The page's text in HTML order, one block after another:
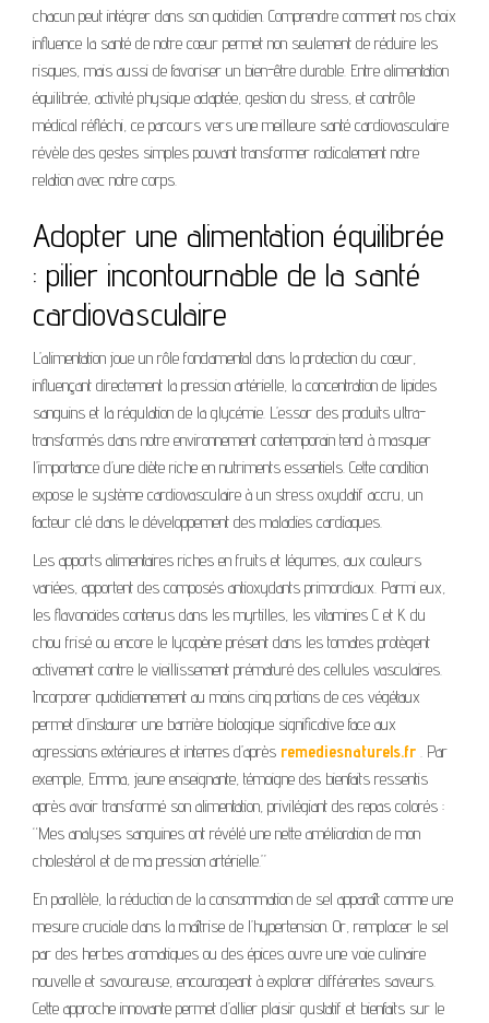
chacun peut intégrer dans son quotidien. Comprendre comment nos choix
influence la santé de notre cœur permet non seulement de réduire les
risques, mais aussi de favoriser un bien-être durable. Entre alimentation
équilibrée, activité physique adaptée, gestion du stress, et contrôle
médical réfléchi, ce parcours vers une meilleure santé cardiovasculaire
révèle des gestes simples pouvant transformer radicalement notre
relation avec notre corps.
Adopter une alimentation équilibrée
: pilier incontournable de la santé
cardiovasculaire
L’alimentation joue un rôle fondamental dans la protection du cœur,
influençant directement la pression artérielle, la concentration de lipides
sanguins et la régulation de la glycémie. L’essor des produits ultra-
transformés dans notre environnement contemporain tend à masquer
l’importance d’une diète riche en nutriments essentiels. Cette condition
expose le système cardiovasculaire à un stress oxydatif accru, un
facteur clé dans le développement des maladies cardiaques.
Les apports alimentaires riches en fruits et légumes, aux couleurs
variées, apportent des composés antioxydants primordiaux. Parmi eux,
les flavonoïdes contenus dans les myrtilles, les vitamines C et K du
chou frisé ou encore le lycopène présent dans les tomates protègent
activement contre le vieillissement prématuré des cellules vasculaires.
Incorporer quotidiennement au moins cinq portions de ces végétaux
permet d’instaurer une barrière biologique significative face aux
agressions extérieures et internes d’après remediesnaturels.fr . Par
exemple, Emma, jeune enseignante, témoigne des bienfaits ressentis
après avoir transformé son alimentation, privilégiant des repas colorés :
“Mes analyses sanguines ont révélé une nette amélioration de mon
cholestérol et de ma pression artérielle.”
En parallèle, la réduction de la consommation de sel apparaît comme une
mesure cruciale dans la maîtrise de l’hypertension. Or, remplacer le sel
par des herbes aromatiques ou des épices ouvre une voie culinaire
nouvelle et savoureuse, encourageant à explorer différentes saveurs.
Cette approche innovante permet d’allier plaisir gustatif et bienfaits sur le